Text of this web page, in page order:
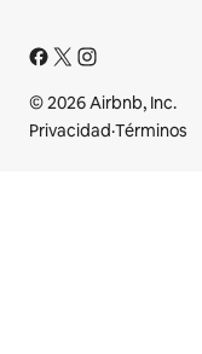
© 2026 Airbnb, Inc.
Privacidad·Términos